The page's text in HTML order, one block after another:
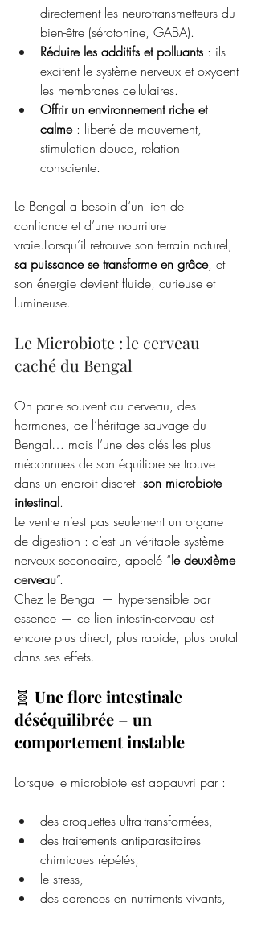
directement les neurotransmetteurs du
bien-être (sérotonine, GABA).
Réduire les additifs et polluants : ils
excitent le système nerveux et oxydent
les membranes cellulaires.
Offrir un environnement riche et
calme : liberté de mouvement,
stimulation douce, relation
consciente.
Le Bengal a besoin d’un lien de
confiance et d’une nourriture
vraie.Lorsqu’il retrouve son terrain naturel,
sa puissance se transforme en grâce, et
son énergie devient fluide, curieuse et
lumineuse.
Le Microbiote : le cerveau
caché du Bengal
On parle souvent du cerveau, des
hormones, de l’héritage sauvage du
Bengal… mais l’une des clés les plus
méconnues de son équilibre se trouve
dans un endroit discret :son microbiote
intestinal.
Le ventre n’est pas seulement un organe
de digestion : c’est un véritable système
nerveux secondaire, appelé “le deuxième
cerveau”.
Chez le Bengal — hypersensible par
essence — ce lien intestin-cerveau est
encore plus direct, plus rapide, plus brutal
dans ses effets.
🧬 Une flore intestinale
déséquilibrée = un
comportement instable
Lorsque le microbiote est appauvri par :
des croquettes ultra-transformées,
des traitements antiparasitaires
chimiques répétés,
le stress,
des carences en nutriments vivants,